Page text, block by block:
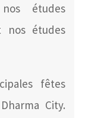
études
nos études
fêtes
City.